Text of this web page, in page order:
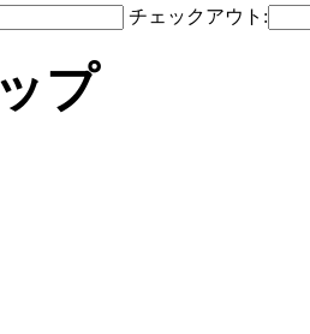
チェックアウト:
プ